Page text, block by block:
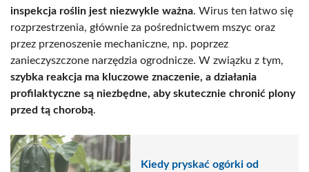
inspekcja roślin jest niezwykle ważna. Wirus ten łatwo się
rozprzestrzenia, głównie za pośrednictwem mszyc oraz
przez przenoszenie mechaniczne, np. poprzez
zanieczyszczone narzędzia ogrodnicze. W związku z tym,
szybka reakcja ma kluczowe znaczenie, a działania
profilaktyczne są niezbędne, aby skutecznie chronić plony
przed tą chorobą.
Kiedy pryskać ogórki od